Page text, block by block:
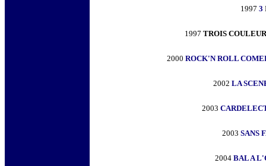
1997 3
1997 TROIS
2000 ROCK'N ROLL
2002 LA
2003
2003 SANS
2004 BAL A